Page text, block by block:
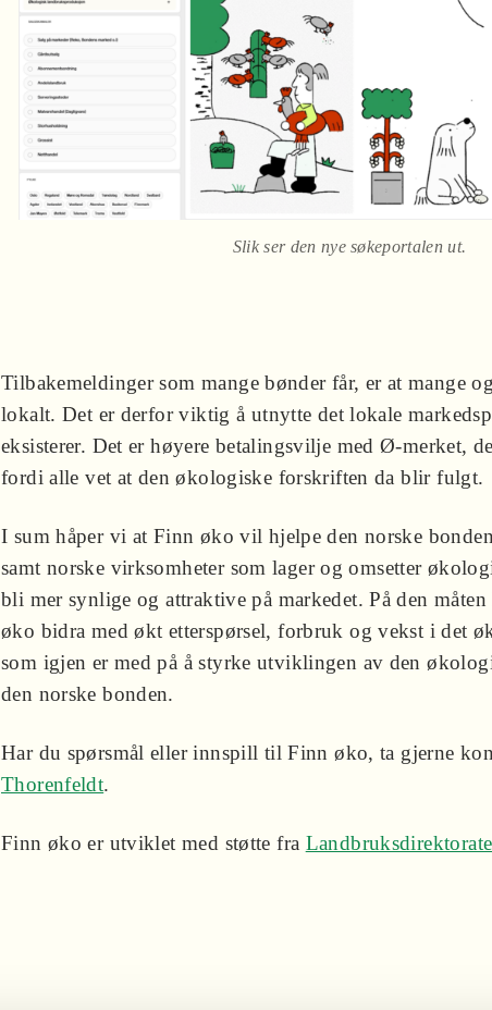
Slik ser den nye søkeportalen ut.
Tilbakemeldinger som mange bønder får, er at mange
lokalt. Det er derfor viktig å utnytte det lokale
eksisterer. Det er høyere betalingsvilje med Ø-merket,
fordi alle vet at den økologiske forskriften da blir fulgt.
I sum håper vi at Finn øko vil hjelpe den norske
samt norske virksomheter som lager og omsetter
bli mer synlige og attraktive på markedet. På den
øko bidra med økt etterspørsel, forbruk og vekst i det
som igjen er med på å styrke utviklingen av den
den norske bonden.
Har du spørsmål eller innspill til Finn øko, ta gjerne
Thorenfeldt.
Finn øko er utviklet med støtte fra